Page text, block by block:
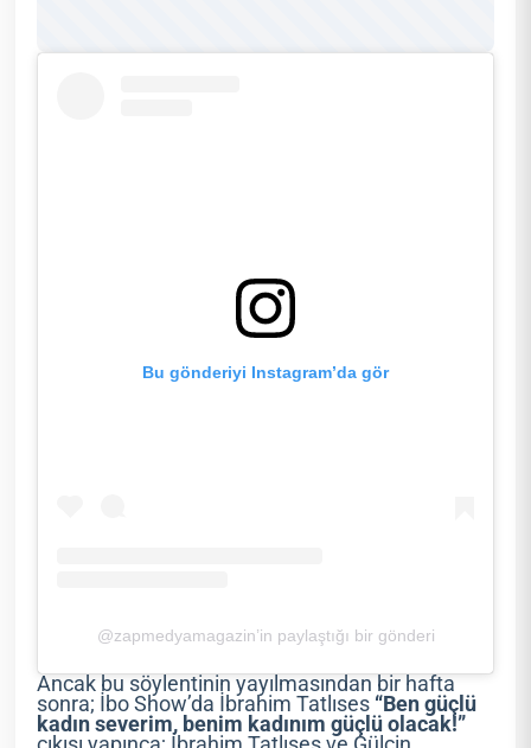
Bu gönderiyi Instagram’da gör
@zapmedyamagazin’in paylaştığı bir gönderi
Ancak bu söylentinin yayılmasından bir hafta
sonra; İbo Show’da İbrahim Tatlıses “Ben güçlü
kadın severim, benim kadınım güçlü olacak!”